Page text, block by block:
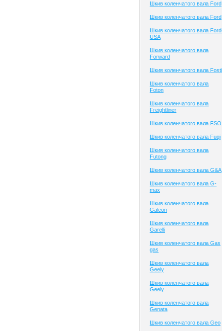
Шкив коленчатого вала Ford
Шкив коленчатого вала Ford
Шкив коленчатого вала
USA
Шкив коленчатого вала
Forward
Шкив коленчатого вала Fosti
Шкив коленчатого вала
Foton
Шкив коленчатого вала
Freightliner
Шкив коленчатого вала FSO
Шкив коленчатого вала Fuqi
Шкив коленчатого вала
Futong
Шкив коленчатого вала G&A
Шкив коленчатого вала G-
max
Шкив коленчатого вала
Galeon
Шкив коленчатого вала
Garelli
Шкив коленчатого вала Gas
gas
Шкив коленчатого вала
Geely
Шкив коленчатого вала
Geely
Шкив коленчатого вала
Genata
Шкив коленчатого вала Geo